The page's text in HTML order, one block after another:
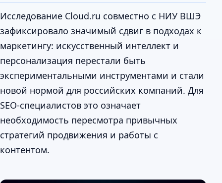
Исследование Cloud.ru совместно с НИУ ВШЭ
зафиксировало значимый сдвиг в подходах к
маркетингу: искусственный интеллект и
персонализация перестали быть
экспериментальными инструментами и стали
новой нормой для российских компаний. Для
SEO-специалистов это означает
необходимость пересмотра привычных
стратегий продвижения и работы с
контентом.